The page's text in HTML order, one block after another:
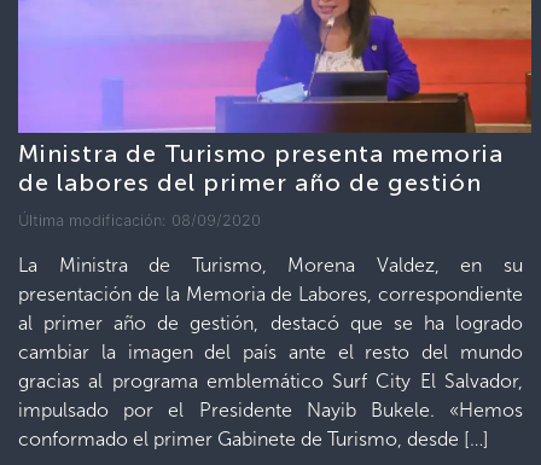
Ministra de Turismo presenta memoria
de labores del primer año de gestión
Última modificación: 08/09/2020
La Ministra de Turismo, Morena Valdez, en su
presentación de la Memoria de Labores, correspondiente
al primer año de gestión, destacó que se ha logrado
cambiar la imagen del país ante el resto del mundo
gracias al programa emblemático Surf City El Salvador,
impulsado por el Presidente Nayib Bukele. «Hemos
conformado el primer Gabinete de Turismo, desde […]